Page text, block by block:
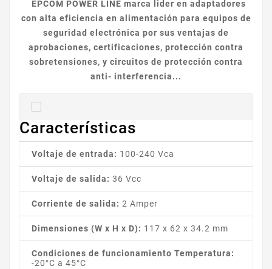
EPCOM POWER LINE marca lider en adaptadores
con alta eficiencia en alimentación para equipos de
seguridad electrónica por sus ventajas de
aprobaciones, certificaciones, protección contra
sobretensiones, y circuitos de protección contra
anti- interferencia...
Características
Voltaje de entrada: 100-240 Vca
Voltaje de salida: 36 Vcc
Corriente de salida: 2 Amper
Dimensiones (W x H x D): 117 x 62 x 34.2 mm
Condiciones de funcionamiento Temperatura:
-20°C a 45°C